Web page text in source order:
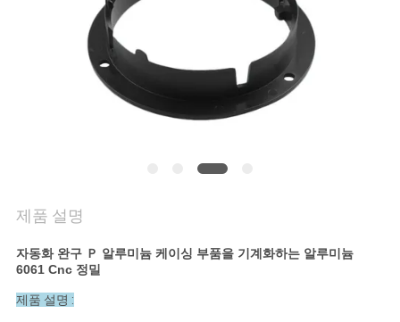
스
인
용
제품 설명
자동화 완구 Ｐ 알루미늄 케이싱 부품을 기계화하는 알루미늄
6061 Cnc 정밀
제품 설명 :